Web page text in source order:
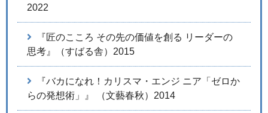
2022
『匠のこころ その先の価値を創る リーダーの
思考』（すばる舎）2015
『バカになれ！カリスマ・エンジ ニア「ゼロか
らの発想術」』 （文藝春秋）2014